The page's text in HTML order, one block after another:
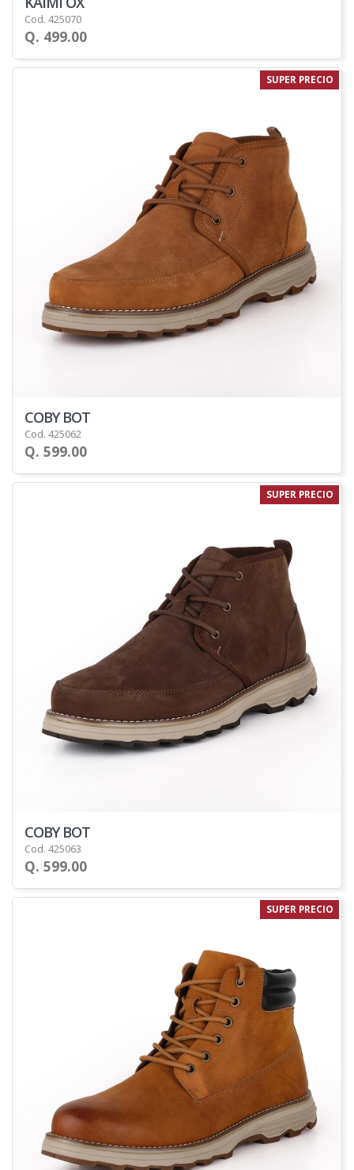
Cod. 425070
Q. 499.00
SUPER PRECIO
COBY BOT
Cod. 425062
Q. 599.00
SUPER PRECIO
COBY BOT
Cod. 425063
Q. 599.00
SUPER PRECIO